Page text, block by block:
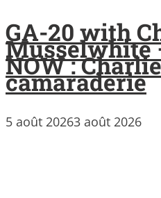
GA-20 with
Musselwhite
NOW :
camaraderie
5 août 20263 août 2026